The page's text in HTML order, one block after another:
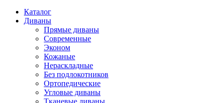
Каталог
Диваны
Прямые диваны
Современные
Эконом
Кожаные
Нераскладные
Без подлокотников
Ортопедические
Угловые диваны